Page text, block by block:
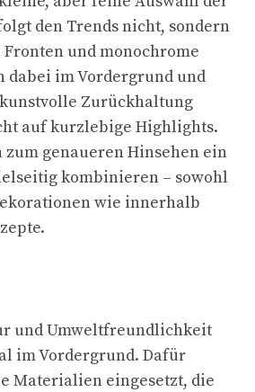
den Trends nicht, sondern
Fronten und monochrome
dabei im Vordergrund und
Zurückhaltung
auf kurzlebige Highlights.
zum genaueren Hinsehen ein
kombinieren – sowohl
wie innerhalb
und Umweltfreundlichkeit
im Vordergrund. Dafür
Materialien eingesetzt, die